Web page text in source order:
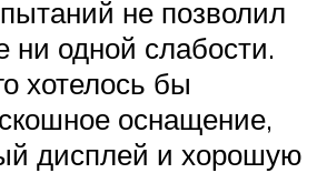
не позволил
ни одной слабости.
хотелось бы
оснащение,
дисплей и хорошую